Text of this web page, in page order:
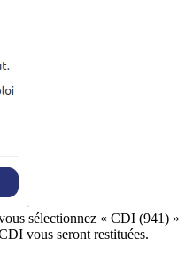
sélectionnez « CDI (941) »
vous seront restituées.